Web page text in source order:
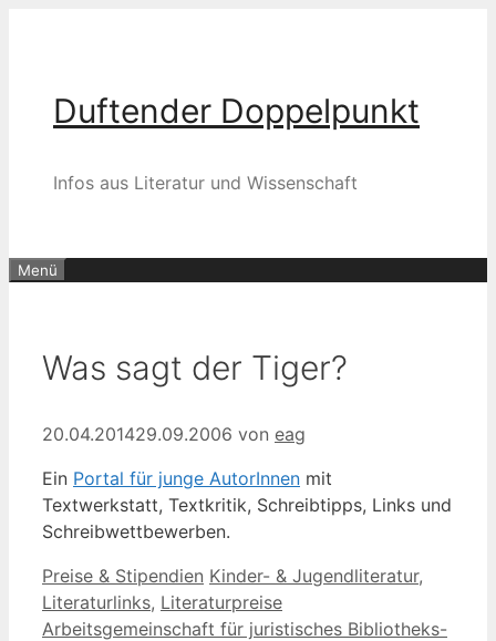
Duftender Doppelpunkt
Infos aus Literatur und Wissenschaft
Menü
Was sagt der Tiger?
20.04.201429.09.2006 von eag
Ein Portal für junge AutorInnen mit
Textwerkstatt, Textkritik, Schreibtipps, Links und
Schreibwettbewerben.
Kategorien
Preise & Stipendien Schlagwörter
Kinder- & Jugendliteratur,
Literaturlinks, Literaturpreise
Arbeitsgemeinschaft für juristisches Bibliotheks-